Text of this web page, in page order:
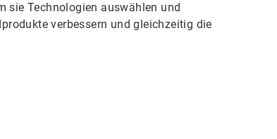
sie Technologien auswählen und
verbessern und gleichzeitig die